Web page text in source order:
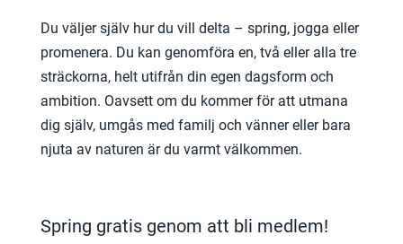
Du väljer själv hur du vill delta – spring, jogga eller
promenera. Du kan genomföra en, två eller alla tre
sträckorna, helt utifrån din egen dagsform och
ambition. Oavsett om du kommer för att utmana
dig själv, umgås med familj och vänner eller bara
njuta av naturen är du varmt välkommen.
Spring gratis genom att bli medlem!